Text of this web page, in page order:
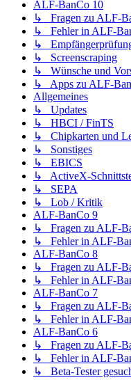
ALF-BanCo 10
↳ Fragen zu ALF-
↳ Fehler in ALF-
↳
↳ Screenscraping
↳ Wünsche und
↳ Apps zu ALF-
Allgemeines
↳ Updates
↳ HBCI / FinTS
↳ Chipkarten und
↳ Sonstiges
↳ EBICS
↳ ActiveX-
↳ SEPA
↳ Lob / Kritik
ALF-BanCo 9
↳ Fragen zu ALF-
↳ Fehler in ALF-
ALF-BanCo 8
↳ Fragen zu ALF-
↳ Fehler in ALF-
ALF-BanCo 7
↳ Fragen zu ALF-
↳ Fehler in ALF-
ALF-BanCo 6
↳ Fragen zu ALF-
↳ Fehler in ALF-
↳ Beta-Tester